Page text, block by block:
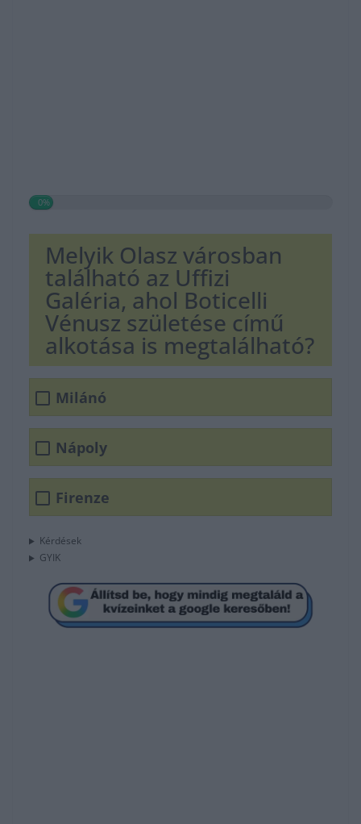
0%
Melyik Olasz városban
található az Uffizi
Galéria, ahol Boticelli
Vénusz születése című
alkotása is megtalálható?
Milánó
Nápoly
Firenze
Kérdések
GYIK